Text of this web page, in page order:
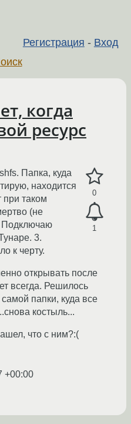
Регистрация - Вход
когда
ресурс
0
1
Папка, куда
находится
при таком
(не
Подключаю
3.
к черту.
открывать после
всегда. Решилось
папки, куда все
костыль...
что с ним?:(
+00:00